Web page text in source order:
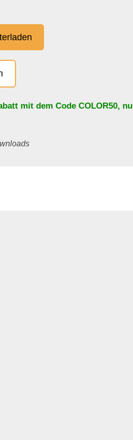
mit dem Code COLOR50,